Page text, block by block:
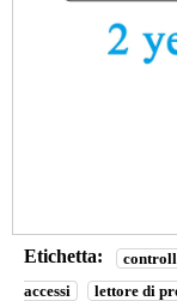
Etichetta:
accessi
lettore di